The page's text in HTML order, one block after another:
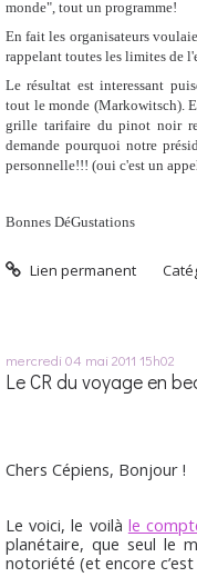
monde", tout un programme!
En fait les organisateurs
rappelant toutes les limites de
Le résultat est interessant
tout le monde (Markowitsch).
grille tarifaire du pinot noir
demande pourquoi notre
personnelle!!! (oui c'est un
Bonnes DéGustations
Lien permanent
mercredi 04 mai 2011 15h02
Le CR du voyage en
Chers Cépiens, Bonjour !
Le voici, le voilà le
planétaire, que seul le
notoriété (et encore